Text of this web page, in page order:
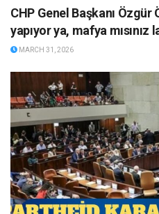
CHP Genel Başkanı
yapıyor ya, mafya mısınız
MARCH 31, 2026